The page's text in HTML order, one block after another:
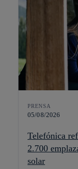
PRENSA
05/08/2026
Telefónica
2.700
solar